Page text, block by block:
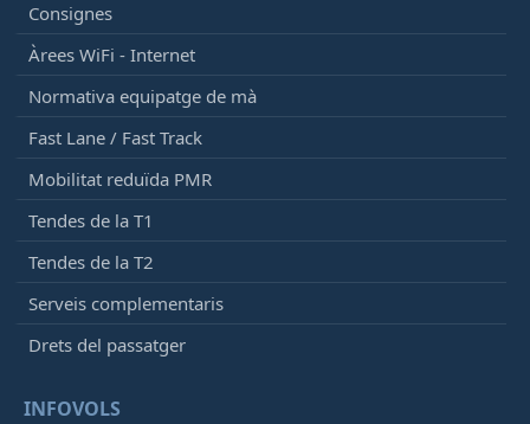
Consignes
Àrees WiFi - Internet
Normativa equipatge de mà
Fast Lane / Fast Track
Mobilitat reduïda PMR
Tendes de la T1
Tendes de la T2
Serveis complementaris
Drets del passatger
INFOVOLS